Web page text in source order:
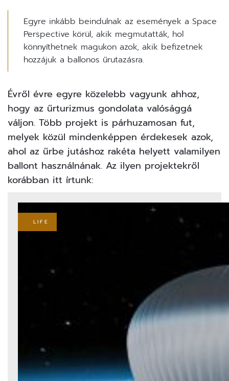
Egyre inkább beindulnak az események a Space
Perspective körül, akik megmutatták, hol
könnyíthetnek magukon azok, akik befizetnek
hozzájuk a ballonos űrutazásra.
Évről évre egyre közelebb vagyunk ahhoz,
hogy az űrturizmus gondolata valósággá
váljon. Több projekt is párhuzamosan fut,
melyek közül mindenképpen érdekesek azok,
ahol az űrbe jutáshoz rakéta helyett valamilyen
ballont használnának. Az ilyen projektekről
korábban itt írtunk:
LIFE